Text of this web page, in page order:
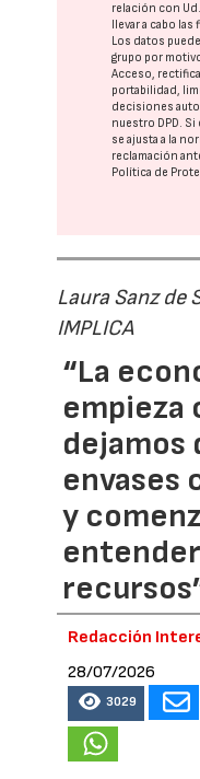
relación con
llevar a cabo
Los datos
grupo por
Acceso,
portabilidad,
decisiones
nuestro DPD. Si
se ajusta a la
reclamación
Política de
Laura Sanz de
IMPLICA
“La
empieza
dejamos
envases
y
Redacción
28/07/2026
3029